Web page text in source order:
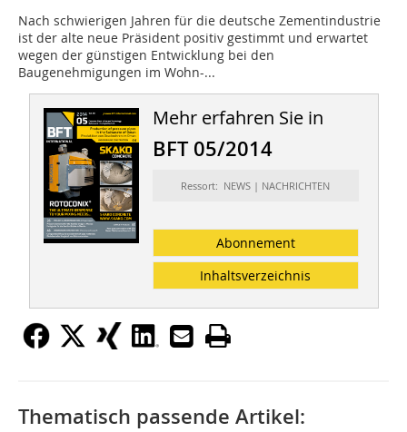
Nach schwierigen Jahren für die deutsche Zementindustrie
ist der alte neue Präsident positiv gestimmt und erwartet
wegen der günstigen Entwicklung bei den
Baugenehmigungen im Wohn-...
Mehr erfahren Sie in
BFT 05/2014
Ressort: NEWS | NACHRICHTEN
Abonnement
Inhaltsverzeichnis
Thematisch passende Artikel: